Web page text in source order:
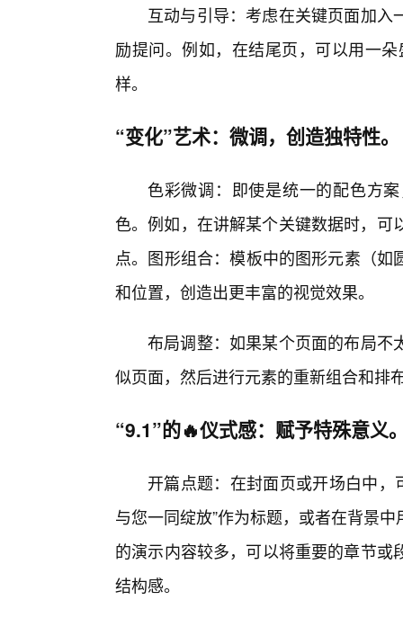
互动与引导：考虑在关键页面加
励提问。例如，在结尾页，可以用一朵
样。
“变化”艺术：微调，创造独特性。
色彩微调：即使是统一的配色方
色。例如，在讲解某个关键数据时，
点。图形组合：模板中的图形元素（
和位置，创造出更丰富的视觉效果。
布局调整：如果某个页面的布局不
似页面，然后进行元素的重新组合和排
“9.1”的🔥仪式感：赋予特殊意义
开篇点题：在封面页或开场白中，
与您一同绽放”作为标题，或者在背景
的演示内容较多，可以将重要的章节或
结构感。